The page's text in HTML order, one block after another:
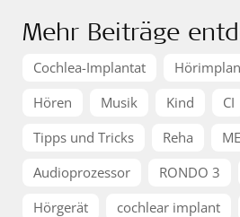
Mehr Beiträge
Cochlea-Implantat
Hören
Musik Kind
CI
Tipps und Tricks
Reha
Audioprozessor
RONDO 3
Hörgerät
cochlear implant